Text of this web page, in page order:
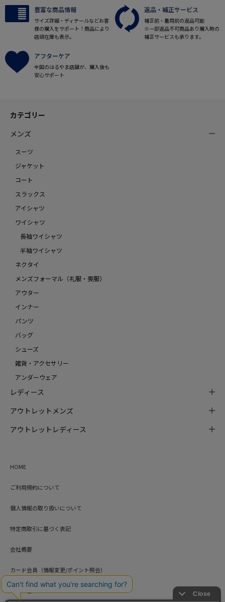
豊富な商品情報
サイズ詳細・ディテールなどお客
様の購入をサポート！商品により
店頭在庫も表示。
返品・補正サービス
補正前・着用前の返品可能
※一部返品不可商品あり購入時の
補正サービスも承ります。
アフターケア
全国のはるやま店舗が、購入後も
安心サポート
カテゴリー
メンズ
スーツ
ジャケット
コート
スラックス
アイシャツ
ワイシャツ
長袖ワイシャツ
半袖ワイシャツ
ネクタイ
メンズフォーマル（礼服・喪服）
アウター
インナー
パンツ
バッグ
シューズ
雑貨・アクセサリー
アンダーウェア
レディース
アウトレットメンズ
アウトレットレディース
HOME
ご利用規約について
個人情報の取り扱いについて
特定商取引に基づく表記
会社概要
カード会員（情報変更/ポイント照会）